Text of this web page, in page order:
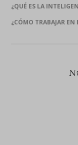
¿QUÉ ES LA
¿CÓMO TRABAJAR